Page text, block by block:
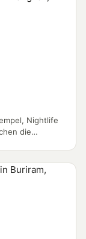
Nightlife
die